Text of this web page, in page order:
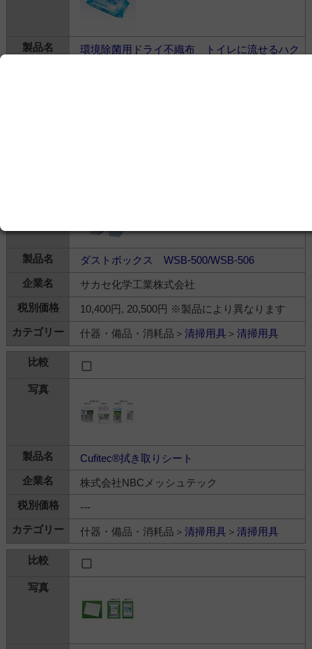
環境除菌用ドライ不織布 トイレに流せるハク
ダストボックス WSB-500/WSB-506
サカセ化学工業株式会社
10,400円, 20,500円 ※製品により異なります
什器・備品・消耗品＞ 清掃用具＞ 清掃用具
Cufitec®拭き取りシート
株式会社NBCメッシュテック
---
什器・備品・消耗品＞ 清掃用具＞ 清掃用具